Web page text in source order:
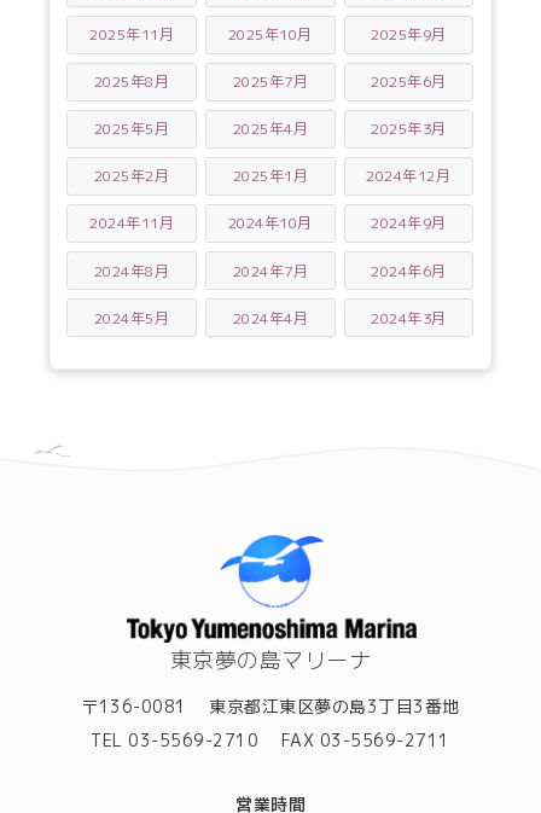
2025年11月 2025年10月 2025年9月
2025年8月 2025年7月 2025年6月
2025年5月 2025年4月 2025年3月
2025年2月 2025年1月 2024年12月
2024年11月 2024年10月 2024年9月
2024年8月 2024年7月 2024年6月
2024年5月 2024年4月 2024年3月
東京夢の島マリーナ
〒136-0081
東京都江東区夢の島3丁目3番地
TEL 03-5569-2710
FAX 03-5569-2711
営業時間